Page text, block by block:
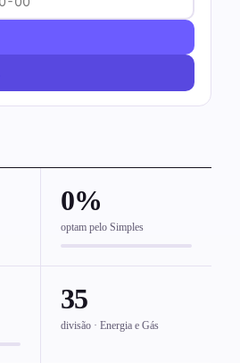
0%
optam pelo Simples
35
divisão · Energia e Gás